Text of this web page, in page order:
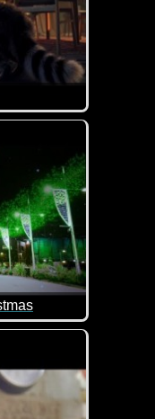
das Herz auf,
das mal wieder zeigt